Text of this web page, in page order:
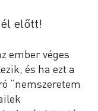
előtt!
ember véges
és ha ezt a
“nemszeretem